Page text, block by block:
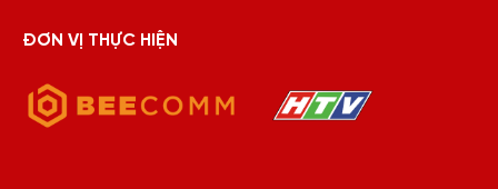
ĐƠN VỊ THỰC HIỆN